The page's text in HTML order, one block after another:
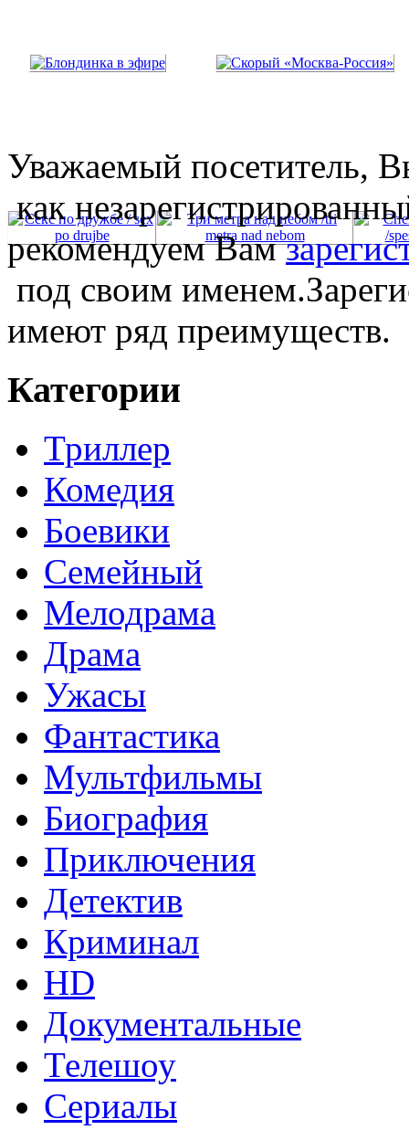
Уважаемый посетитель,
как
рекомендуем Вам
под своим
имеют ряд преимуществ.
Категории
Триллер
Комедия
Боевики
Семейный
Мелодрама
Драма
Ужасы
Фантастика
Мультфильмы
Биография
Приключения
Детектив
Криминал
HD
Документальные
Телешоу
Сериалы